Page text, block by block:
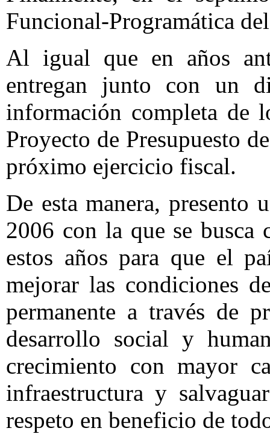
Funcional-Programática
Al igual que en años
entregan junto con un
información completa de
Proyecto de Presupuesto
próximo ejercicio fiscal.
De esta manera, presento
2006 con la que se busca
estos años para que el
mejorar las condiciones
permanente a través de
desarrollo social y
crecimiento con mayor
infraestructura y
respeto en beneficio de